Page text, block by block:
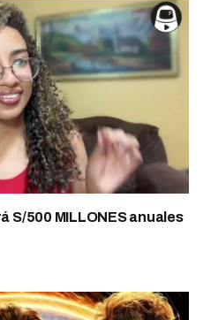
S/500 MILLONES anuales